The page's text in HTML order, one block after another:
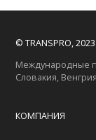
© TRANSPRO, 2023
Международные
Словакия,
КОМПАНИЯ